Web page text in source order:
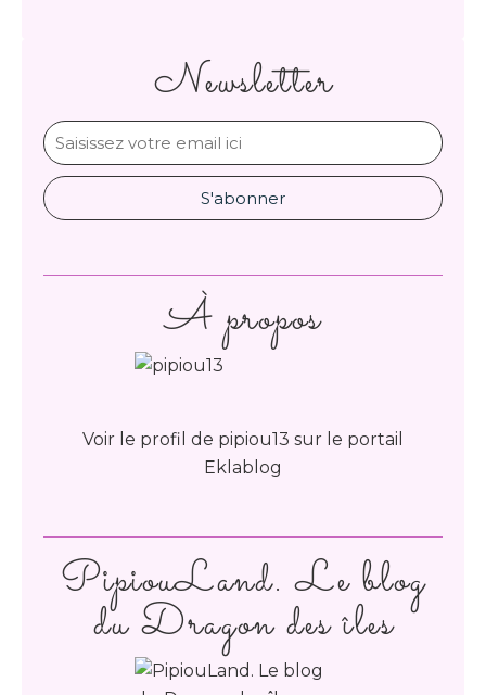
Newsletter
PipiouLand. Le blog
du Dragon des îles
À propos
Voir le profil de pipiou13 sur le portail
Eklablog